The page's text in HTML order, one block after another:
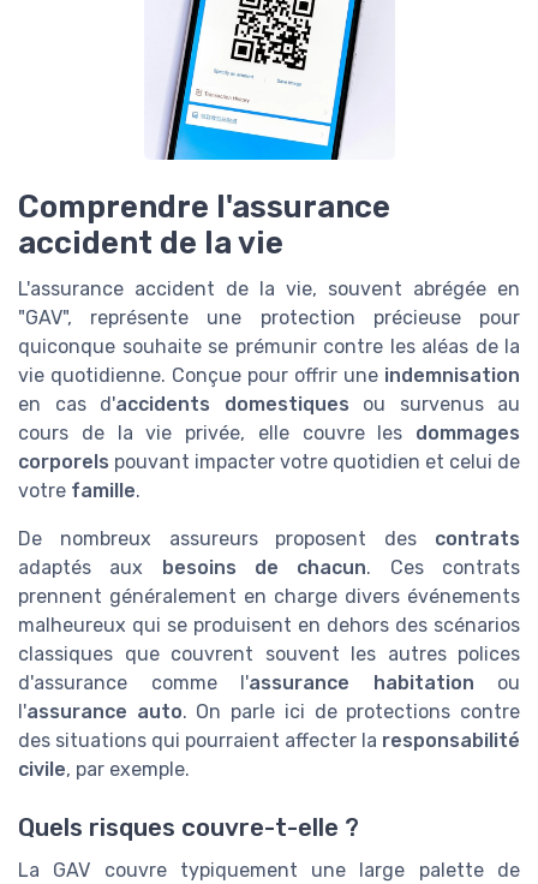
Comprendre l'assurance
accident de la vie
L'assurance accident de la vie, souvent abrégée en
"GAV", représente une protection précieuse pour
quiconque souhaite se prémunir contre les aléas de la
vie quotidienne. Conçue pour offrir une indemnisation
en cas d'accidents domestiques ou survenus au
cours de la vie privée, elle couvre les dommages
corporels pouvant impacter votre quotidien et celui de
votre famille.
De nombreux assureurs proposent des contrats
adaptés aux besoins de chacun. Ces contrats
prennent généralement en charge divers événements
malheureux qui se produisent en dehors des scénarios
classiques que couvrent souvent les autres polices
d'assurance comme l'assurance habitation ou
l'assurance auto. On parle ici de protections contre
des situations qui pourraient affecter la responsabilité
civile, par exemple.
Quels risques couvre-t-elle ?
La GAV couvre typiquement une large palette de